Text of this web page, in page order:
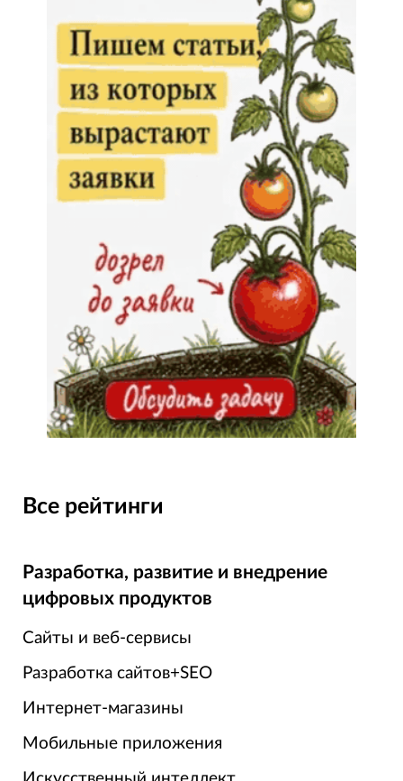
Все рейтинги
Разработка, развитие и внедрение
цифровых продуктов
Сайты и веб-сервисы
Разработка сайтов+SEO
Интернет-магазины
Мобильные приложения